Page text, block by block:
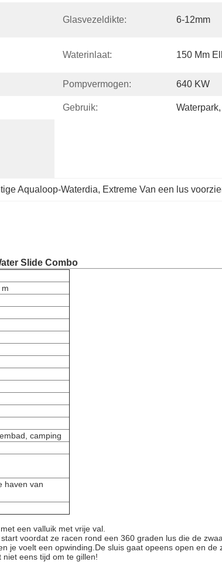
Glasvezeldikte: 6-12mm
Waterinlaat: 150 Mm
Pompvermogen: 640 KW
Gebruik:
Aqualoop-Waterdia, Extreme Van een lus
Slide Combo
camping
haven van
een valluik met vrije val.
voordat ze racen rond een 360 graden lus die de
je voelt een opwinding.De sluis gaat opeens open en
eens tijd om te gillen!